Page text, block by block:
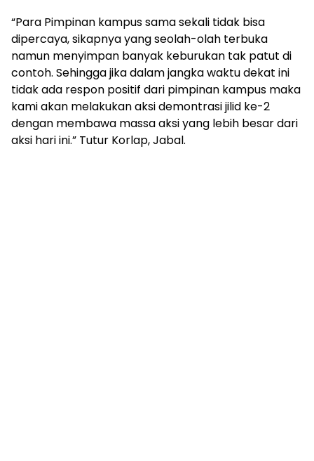
“Para Pimpinan kampus sama sekali tidak bisa
dipercaya, sikapnya yang seolah-olah terbuka
namun menyimpan banyak keburukan tak patut di
contoh. Sehingga jika dalam jangka waktu dekat ini
tidak ada respon positif dari pimpinan kampus maka
kami akan melakukan aksi demontrasi jilid ke-2
dengan membawa massa aksi yang lebih besar dari
aksi hari ini.” Tutur Korlap, Jabal.